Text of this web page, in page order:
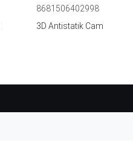
8681506402998
3D Antistatik Cam